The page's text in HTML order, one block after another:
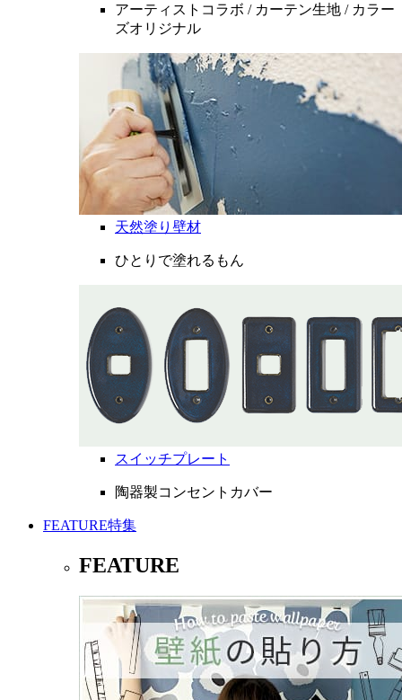
アーティストコラボ / カーテン生地 / カラー
ズオリジナル
天然塗り壁材
ひとりで塗れるもん
スイッチプレート
陶器製コンセントカバー
FEATURE特集
FEATURE